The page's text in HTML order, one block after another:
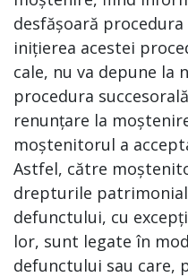
desfășoară
inițierea acestei
cale, nu va depune la
procedura
renunțare la
moștenitorul a
Astfel, către
drepturile
defunctului, cu
lor, sunt legate în
defunctului sau care,